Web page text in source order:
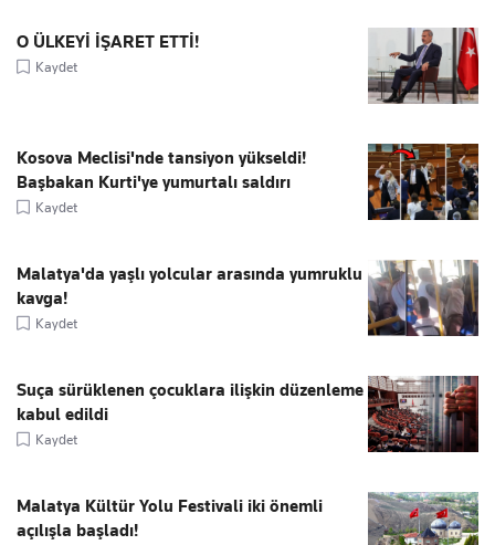
O ÜLKEYİ İŞARET ETTİ!
Kaydet
Kosova Meclisi'nde tansiyon yükseldi!
Başbakan Kurti'ye yumurtalı saldırı
Kaydet
Malatya'da yaşlı yolcular arasında yumruklu
kavga!
Kaydet
Suça sürüklenen çocuklara ilişkin düzenleme
kabul edildi
Kaydet
Malatya Kültür Yolu Festivali iki önemli
açılışla başladı!